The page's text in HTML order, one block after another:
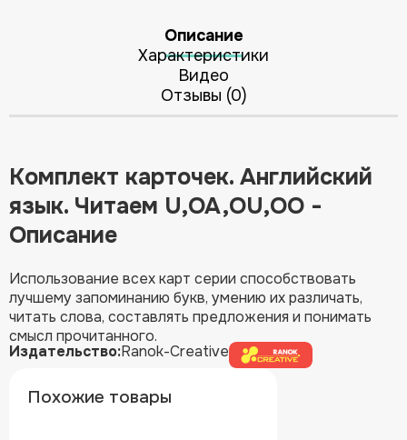
Описание
Характеристики
Видео
Отзывы (0)
Комплект карточек. Английский
язык. Читаем U,OA,OU,OO -
Описание
Использование всех карт серии способствовать
лучшему запоминанию букв, умению их различать,
читать слова, составлять предложения и понимать
смысл прочитанного.
Издательство:Ranok-Creative
Похожие товары